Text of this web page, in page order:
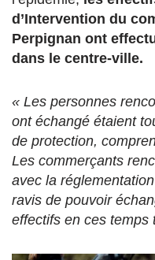
d’Intervention du
Perpignan ont
dans le centre-ville.
« Les personnes
ont échangé étaient
de protection,
Les commerçants
avec la
ravis de pouvoir
effectifs en ces temps